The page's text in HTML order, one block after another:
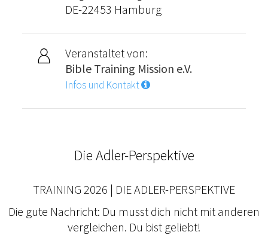
DE-22453 Hamburg
Veranstaltet von:
Bible Training Mission e.V.
Infos und Kontakt
Die Adler-Perspektive
TRAINING 2026 | DIE ADLER-PERSPEKTIVE
Die gute Nachricht: Du musst dich nicht mit anderen
vergleichen. Du bist geliebt!